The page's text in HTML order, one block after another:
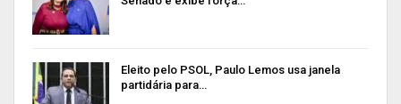
Eleito pelo PSOL, Paulo Lemos usa janela
partidária para…